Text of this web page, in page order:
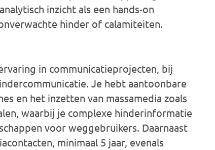
inzicht als een hands-on
hinder of calamiteiten.
in communicatieprojecten, bij
Je hebt aantoonbare
en het inzetten van massamedia zoals
waarbij je complexe hinderinformatie
voor weggebruikers. Daarnaast
minimaal 5 jaar, evenals